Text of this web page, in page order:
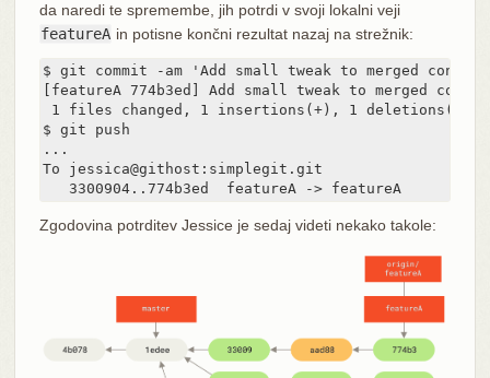
da naredi te spremembe, jih potrdi v svoji lokalni veji
featureA in potisne končni rezultat nazaj na strežnik:
$ git commit -am 'Add small tweak to merged
[featureA 774b3ed] Add small tweak to merged
1 files changed, 1 insertions(+), 1 deletions(-)
$ git push
...
To jessica@githost:simplegit.git
   3300904..774b3ed  featureA -> featureA
Zgodovina potrditev Jessice je sedaj videti nekako takole: